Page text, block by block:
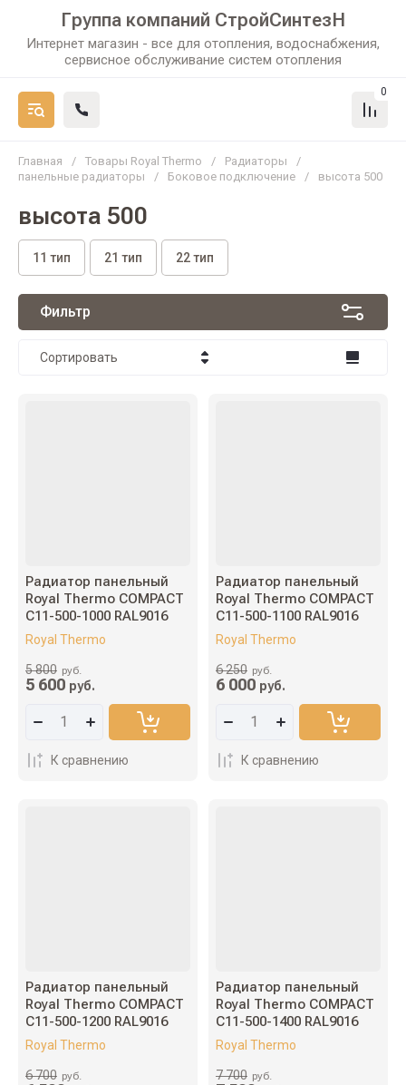
0
Группа компаний СтройСинтезН
Интернет магазин - все для отопления, водоснабжения,
сервисное обслуживание систем отопления
Главная / Товары Royal Thermo / Радиаторы
/
панельные радиаторы
/ Боковое подключение / высота 500
высота 500
11 тип 21 тип 22 тип
Фильтр
Сортировать
Радиатор панельный
Royal Thermo COMPACT
C11-500-1000 RAL9016
Royal Thermo
5 800 руб.
5 600 руб.
К сравнению
Радиатор панельный
Royal Thermo COMPACT
C11-500-1100 RAL9016
Royal Thermo
6 250 руб.
6 000 руб.
К сравнению
Радиатор панельный
Royal Thermo COMPACT
C11-500-1200 RAL9016
Royal Thermo
6 700 руб.
Радиатор панельный
Royal Thermo COMPACT
C11-500-1400 RAL9016
Royal Thermo
7 700 руб.